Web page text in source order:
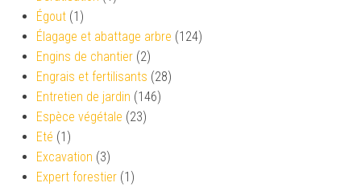
Égout (1)
Élagage et abattage arbre (124)
Engins de chantier (2)
Engrais et fertilisants (28)
Entretien de jardin (146)
Espèce végétale (23)
Eté (1)
Excavation (3)
Expert forestier (1)